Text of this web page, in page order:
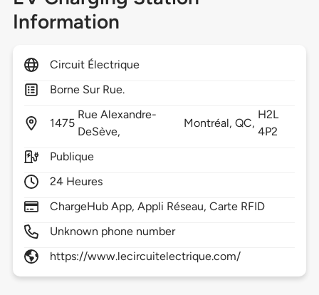
Information
Circuit Électrique
Borne Sur Rue.
1475
Rue Alexandre-
DeSève,
Montréal,QC,
H2L
4P2
Publique
24 Heures
ChargeHub App, Appli Réseau, Carte RFID
Unknown phone number
https://www.lecircuitelectrique.com/